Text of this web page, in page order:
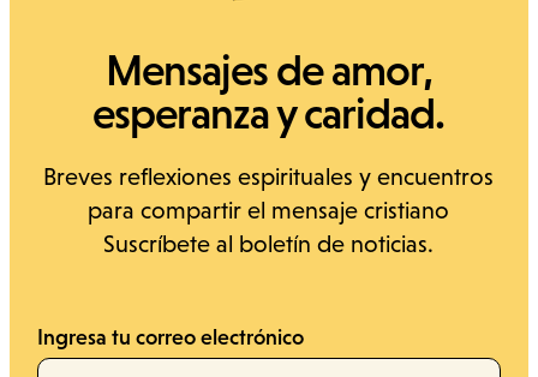
Mensajes de amor,
esperanza y caridad.
Breves reflexiones espirituales y encuentros
para compartir el mensaje cristiano
Suscríbete al boletín de noticias.
Ingresa tu correo electrónico